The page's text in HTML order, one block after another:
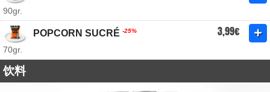
90gr.
POPCORN SUCRÉ -25% 3,99€
70gr.
饮料